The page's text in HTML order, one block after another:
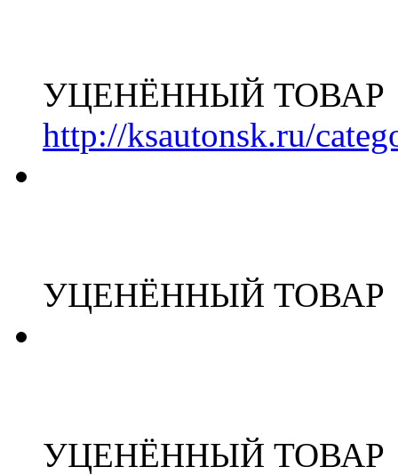
УЦЕНЁННЫЙ ТОВАР
http://ksautonsk.ru/
УЦЕНЁННЫЙ ТОВАР
УЦЕНЁННЫЙ ТОВАР